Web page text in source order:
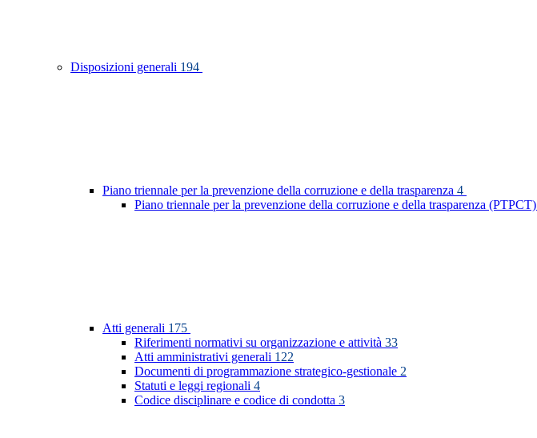
Disposizioni generali 194
Piano triennale per la prevenzione della corruzione e della trasparenza 4
Piano triennale per la prevenzione della corruzione e della trasparenza (PTPCT)
Atti generali 175
Riferimenti normativi su organizzazione e attività 33
Atti amministrativi generali 122
Documenti di programmazione strategico-gestionale 2
Statuti e leggi regionali 4
Codice disciplinare e codice di condotta 3